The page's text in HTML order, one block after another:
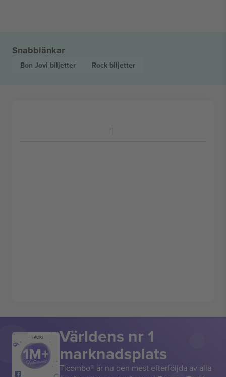
Snabblänkar
Bon Jovi biljetter Rock biljetter
TACK! Världens nr 1
marknadsplats
Ticombo® är nu den mest efterföljda av alla